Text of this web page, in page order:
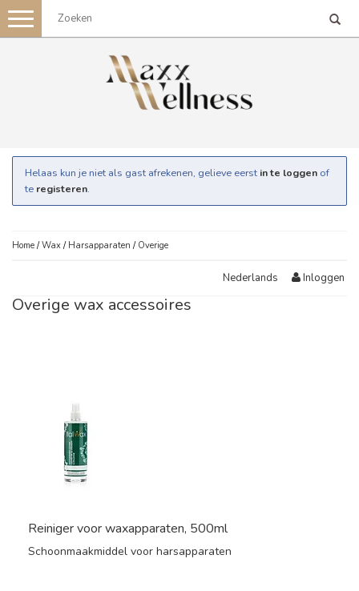
Toggle
navigation
Helaas kun je niet als gast afrekenen, gelieve eerst in te loggen of
te registeren.
Home /Wax / Harsapparaten / Overige
Nederlands Inloggen
Overige wax accessoires
Reiniger voor waxapparaten, 500ml
Schoonmaakmiddel voor harsapparaten